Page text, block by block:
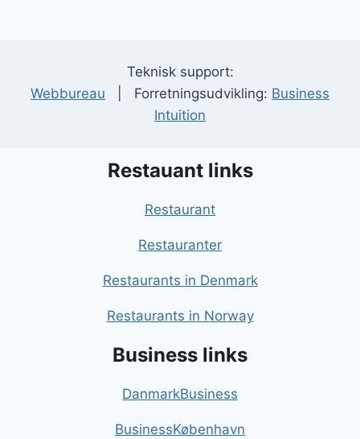
Teknisk support:
Webbureau | Forretningsudvikling: Business
Intuition
Restauant links
Restaurant
Restauranter
Restaurants in Denmark
Restaurants in Norway
Business links
DanmarkBusiness
BusinessKøbenhavn